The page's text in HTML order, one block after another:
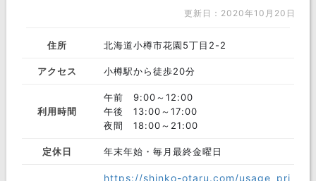
更新日：2020年10月20日
住所 北海道小樽市花園5丁目2-2
アクセス 小樽駅から徒歩20分
利用時間
午前 9:00～12:00
午後 13:00～17:00
夜間 18:00～21:00
定休日 年末年始・毎月最終金曜日
https://shinko-otaru.com/usage_pri